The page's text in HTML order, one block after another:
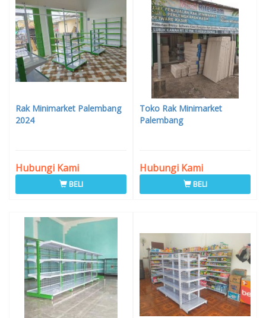
Rak Minimarket Palembang
2024
Hubungi Kami
BELI
Toko Rak Minimarket
Palembang
Hubungi Kami
BELI